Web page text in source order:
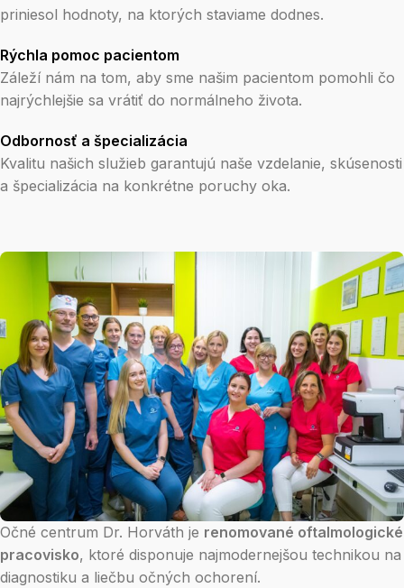
priniesol hodnoty, na ktorých staviame dodnes.
Rýchla pomoc pacientom
Záleží nám na tom, aby sme našim pacientom pomohli čo
najrýchlejšie sa vrátiť do normálneho života.
Odbornosť a špecializácia
Kvalitu našich služieb garantujú naše vzdelanie, skúsenosti
a špecializácia na konkrétne poruchy oka.
Očné centrum Dr. Horváth je renomované oftalmologické
pracovisko, ktoré disponuje najmodernejšou technikou na
diagnostiku a liečbu očných ochorení.